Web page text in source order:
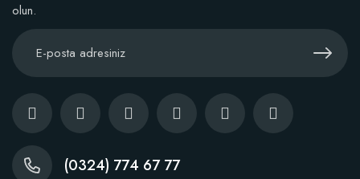
olun.
(0324) 774 67 77